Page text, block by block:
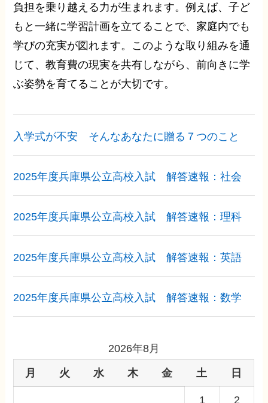
負担を乗り越える力が生まれます。例えば、子ど
もと一緒に学習計画を立てることで、家庭内でも
学びの充実が図れます。このような取り組みを通
じて、教育費の現実を共有しながら、前向きに学
ぶ姿勢を育てることが大切です。
入学式が不安 そんなあなたに贈る７つのこと
2025年度兵庫県公立高校入試 解答速報：社会
2025年度兵庫県公立高校入試 解答速報：理科
2025年度兵庫県公立高校入試 解答速報：英語
2025年度兵庫県公立高校入試 解答速報：数学
2026年8月
月 火 水 木 金 土 日
1 2